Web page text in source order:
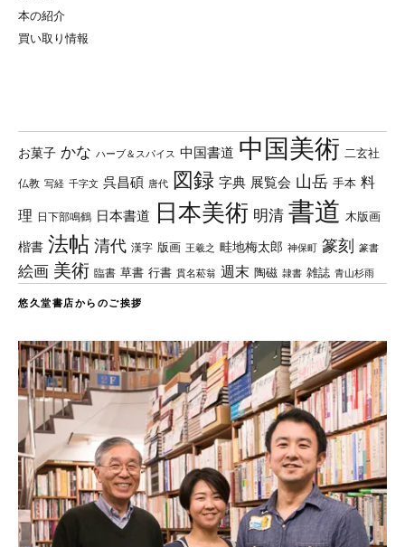
本の紹介
買い取り情報
お菓子 かな ハーブ＆スパイス 中国書道 中国美術 二玄社
仏教 写経 千字文 呉昌碩 唐代 図録 字典 展覧会 山岳 手本 料
理 日下部鳴鶴 日本書道 日本美術 明清 書道 木版画
楷書 法帖 清代 漢字 版画 王羲之 畦地梅太郎 神保町 篆刻 篆書
絵画 美術 臨書 草書 行書 貫名菘翁 週末 陶磁 隷書 雑誌 青山杉雨
悠久堂書店からのご挨拶